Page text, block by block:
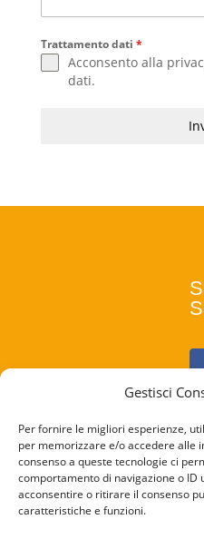
Gestisci
Per fornire le migliori esperienze,
per memorizzare e/o accedere alle
consenso a queste tecnologie ci
comportamento di navigazione o ID
acconsentire o ritirare il consenso
caratteristiche e funzioni.
Trattamento dati *
Acconsento alla
dati.